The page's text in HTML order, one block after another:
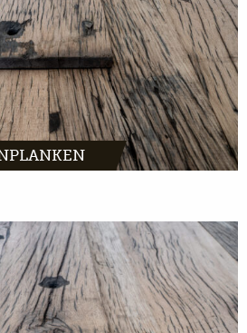
INFO
de mooiste
eiken, grenen of tropisch
online en laat ze
thuis bezorgen.